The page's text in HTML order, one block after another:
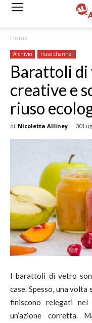
Home
Archivio riuso channel
Barattoli di
creative e
riuso
di Nicoletta Alliney - 30
I barattoli di vetro
case. Spesso, una
finiscono relegati
un’azione corretta.